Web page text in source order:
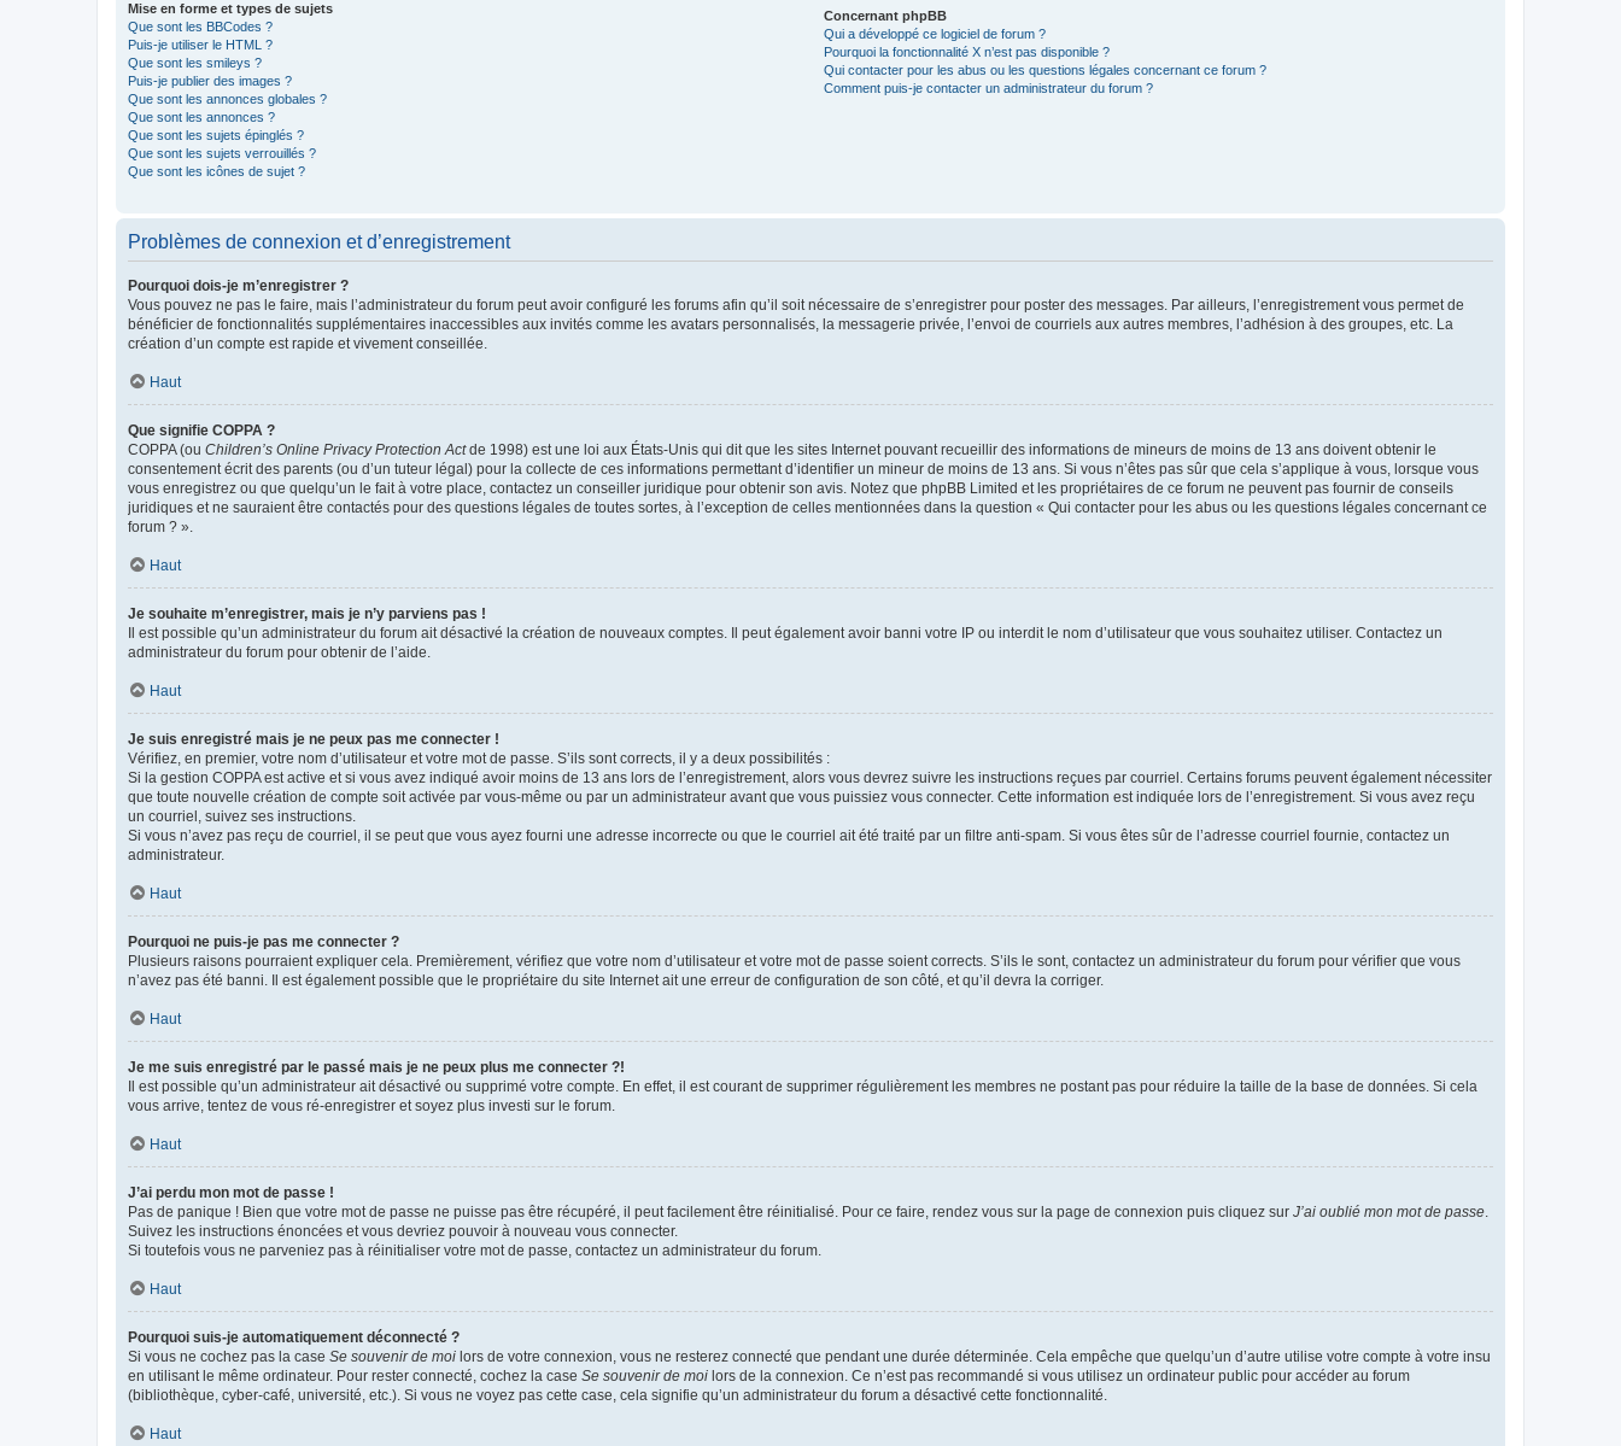
Mise en forme et types de sujets
Que sont les BBCodes ?
Puis-je utiliser le HTML ?
Que sont les smileys ?
Puis-je publier des images ?
Que sont les annonces globales ?
Que sont les annonces ?
Que sont les sujets épinglés ?
Que sont les sujets verrouillés ?
Que sont les icônes de sujet ?
Concernant phpBB
Qui a développé ce logiciel de forum ?
Pourquoi la fonctionnalité X n’est pas disponible ?
Qui contacter pour les abus ou les questions légales concernant ce forum ?
Comment puis-je contacter un administrateur du forum ?
Problèmes de connexion et d’enregistrement
Pourquoi dois-je m’enregistrer ?
Vous pouvez ne pas le faire, mais l’administrateur du forum peut avoir configuré les forums afin qu’il soit nécessaire de s’enregistrer pour poster des messages. Par ailleurs, l’enregistrement vous permet de
bénéficier de fonctionnalités supplémentaires inaccessibles aux invités comme les avatars personnalisés, la messagerie privée, l’envoi de courriels aux autres membres, l’adhésion à des groupes, etc. La
création d’un compte est rapide et vivement conseillée.
Haut
Que signifie COPPA ?
COPPA (ou Children’s Online Privacy Protection Actde 1998) est une loi aux États-Unis qui dit que les sites Internet pouvant recueillir des informations de mineurs de moins de 13 ans doivent obtenir le
consentement écrit des parents (ou d’un tuteur légal) pour la collecte de ces informations permettant d’identifier un mineur de moins de 13 ans. Si vous n’êtes pas sûr que cela s’applique à vous, lorsque vous
vous enregistrez ou que quelqu’un le fait à votre place, contactez un conseiller juridique pour obtenir son avis. Notez que phpBB Limited et les propriétaires de ce forum ne peuvent pas fournir de conseils
juridiques et ne sauraient être contactés pour des questions légales de toutes sortes, à l’exception de celles mentionnées dans la question « Qui contacter pour les abus ou les questions légales concernant ce
forum ? ».
Haut
Je souhaite m’enregistrer, mais je n’y parviens pas !
Il est possible qu’un administrateur du forum ait désactivé la création de nouveaux comptes. Il peut également avoir banni votre IP ou interdit le nom d’utilisateur que vous souhaitez utiliser. Contactez un
administrateur du forum pour obtenir de l’aide.
Haut
Je suis enregistré mais je ne peux pas me connecter !
Vérifiez, en premier, votre nom d’utilisateur et votre mot de passe. S’ils sont corrects, il y a deux possibilités :
Si la gestion COPPA est active et si vous avez indiqué avoir moins de 13 ans lors de l’enregistrement, alors vous devrez suivre les instructions reçues par courriel. Certains forums peuvent également nécessiter
que toute nouvelle création de compte soit activée par vous-même ou par un administrateur avant que vous puissiez vous connecter. Cette information est indiquée lors de l’enregistrement. Si vous avez reçu
un courriel, suivez ses instructions.
Si vous n’avez pas reçu de courriel, il se peut que vous ayez fourni une adresse incorrecte ou que le courriel ait été traité par un filtre anti-spam. Si vous êtes sûr de l’adresse courriel fournie, contactez un
administrateur.
Haut
Pourquoi ne puis-je pas me connecter ?
Plusieurs raisons pourraient expliquer cela. Premièrement, vérifiez que votre nom d’utilisateur et votre mot de passe soient corrects. S’ils le sont, contactez un administrateur du forum pour vérifier que vous
n’avez pas été banni. Il est également possible que le propriétaire du site Internet ait une erreur de configuration de son côté, et qu’il devra la corriger.
Haut
Je me suis enregistré par le passé mais je ne peux plus me connecter ?!
Il est possible qu’un administrateur ait désactivé ou supprimé votre compte. En effet, il est courant de supprimer régulièrement les membres ne postant pas pour réduire la taille de la base de données. Si cela
vous arrive, tentez de vous ré-enregistrer et soyez plus investi sur le forum.
Haut
J’ai perdu mon mot de passe !
Pas de panique ! Bien que votre mot de passe ne puisse pas être récupéré, il peut facilement être réinitialisé. Pour ce faire, rendez vous sur la page de connexion puis cliquez sur J’ai oublié mon mot de passe.
Suivez les instructions énoncées et vous devriez pouvoir à nouveau vous connecter.
Si toutefois vous ne parveniez pas à réinitialiser votre mot de passe, contactez un administrateur du forum.
Haut
Pourquoi suis-je automatiquement déconnecté ?
Si vous ne cochez pas la case Se souvenir de moi lors de votre connexion, vous ne resterez connecté que pendant une durée déterminée. Cela empêche que quelqu’un d’autre utilise votre compte à votre insu
en utilisant le même ordinateur. Pour rester connecté, cochez la case Se souvenir de moi lors de la connexion. Ce n’est pas recommandé si vous utilisez un ordinateur public pour accéder au forum
(bibliothèque, cyber-café, université, etc.). Si vous ne voyez pas cette case, cela signifie qu’un administrateur du forum a désactivé cette fonctionnalité.
Haut